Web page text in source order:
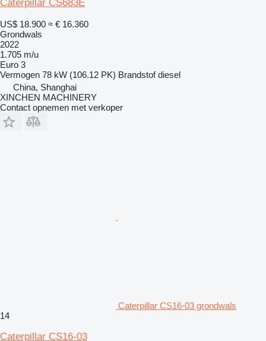
Caterpillar CS683E
US$ 18.900 ≈ € 16.360
Grondwals
2022
1.705 m/u
Euro 3
Vermogen 78 kW (106.12 PK) Brandstof diesel
China, Shanghai
XINCHEN MACHINERY
Contact opnemen met verkoper
Caterpillar CS16-03 grondwals
14
Caterpillar CS16-03